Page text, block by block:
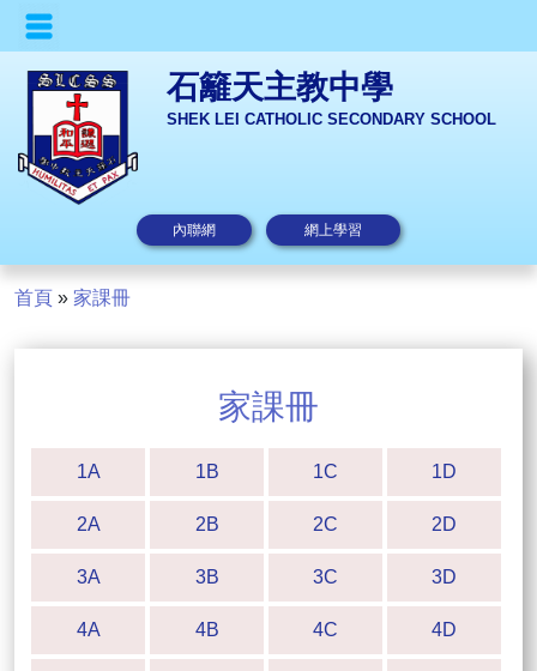
石籬天主教中學
SHEK LEI CATHOLIC SECONDARY SCHOOL
內聯網 網上學習
首頁 » 家課冊
家課冊
1A 1B 1C 1D
2A 2B 2C 2D
3A 3B 3C 3D
4A 4B 4C 4D